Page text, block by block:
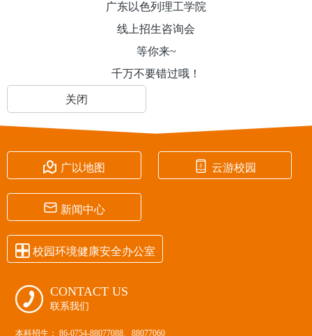
广东以色列理工学院
线上招生咨询会
等你来~
千万不要错过哦！
关闭
 广以地图  云游校园
 新闻中心
 校园环境健康安全办公室
 CONTACT US
联系我们
本科招生： 86-0754-88077088、88077060